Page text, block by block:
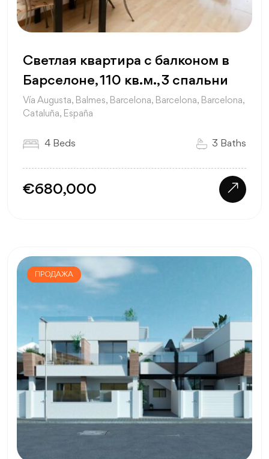
Светлая квартира с балконом в
Барселоне, 110 кв.м., 3 спальни
Vía Augusta, Balmes, Barcelona, Barcelona, Barcelona,
Cataluña, España
4 Beds 3 Baths
€680,000
ПРОДАЖА